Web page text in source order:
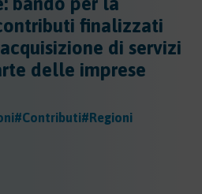
finalizzati
di servizi
delle imprese
#Contributi#Regioni